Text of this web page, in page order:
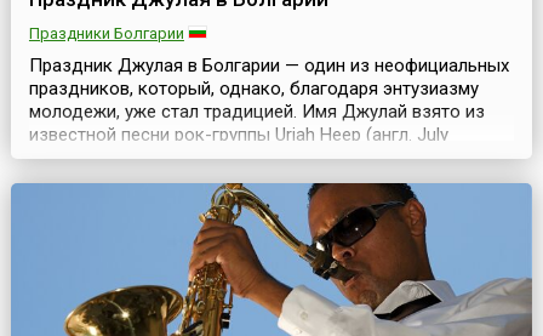
Праздники Болгарии
Праздник Джулая в Болгарии — один из неофициальных
праздников, который, однако, благодаря энтузиазму
молодежи, уже стал традицией. Имя Джулай взято из
известной песни рок-группы Uriah Heep (англ. July
Morning — Июльское утро, 1971). Праздник возник в
конце 1970-х годов в лоно хиппи-движения в Болгарии.
Каждый год с 30 июня на 1 июля к черноморскому
побережью стекаются группы молодых людей из с...